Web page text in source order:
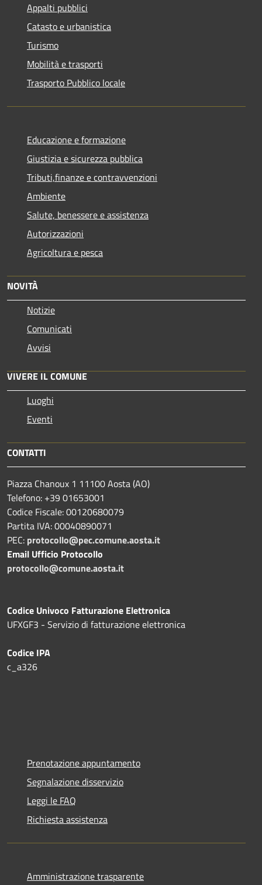
Appalti pubblici
Catasto e urbanistica
Turismo
Mobilità e trasporti
Trasporto Pubblico locale
Educazione e formazione
Giustizia e sicurezza pubblica
Tributi,finanze e contravvenzioni
Ambiente
Salute, benessere e assistenza
Autorizzazioni
Agricoltura e pesca
NOVITÀ
Notizie
Comunicati
Avvisi
VIVERE IL COMUNE
Luoghi
Eventi
CONTATTI
Piazza Chanoux 1 11100 Aosta (AO)
Telefono: +39 01653001
Codice Fiscale: 00120680079
Partita IVA: 00040890071
PEC: protocollo@pec.comune.aosta.it
Email Ufficio Protocollo
protocollo@comune.aosta.it
Codice Univoco Fatturazione Elettronica
UFXGF3 - Servizio di fatturazione elettronica
Codice IPA
c_a326
Prenotazione appuntamento
Segnalazione disservizio
Leggi le FAQ
Richiesta assistenza
Amministrazione trasparente